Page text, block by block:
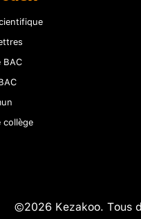
BAC
collège
©2026 Kezakoo. Tous